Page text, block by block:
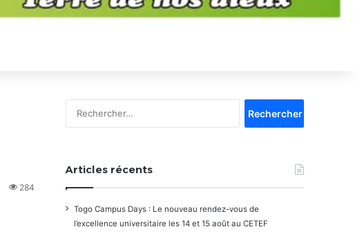
284
Articles récents
Togo Campus Days : Le nouveau rendez-vous de
l’excellence universitaire les 14 et 15 août au CETEF